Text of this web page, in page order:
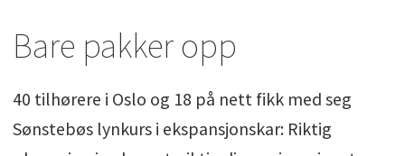
Bare pakker opp
40 tilhørere i Oslo og 18 på nett fikk med seg
Sønstebøs lynkurs i ekspansjonskar: Riktig